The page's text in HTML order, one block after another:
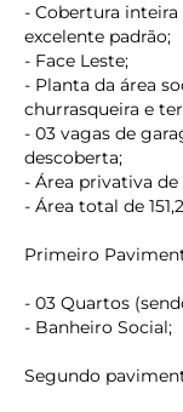
- Cobertura
excelente padrão;
- Face Leste;
- Planta da área
churrasqueira e
- 03 vagas de
descoberta;
- Área privativa de
- Área total de
Primeiro
- 03 Quartos
- Banheiro Social;
Segundo